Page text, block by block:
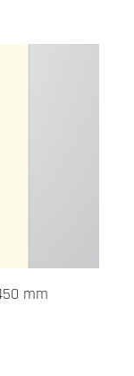
mm